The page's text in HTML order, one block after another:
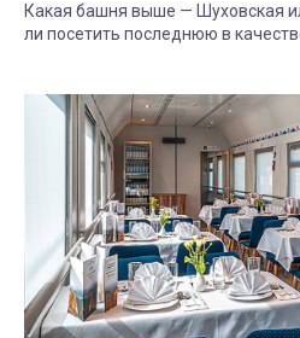
Какая башня выше — Шуховская
ли посетить последнюю в